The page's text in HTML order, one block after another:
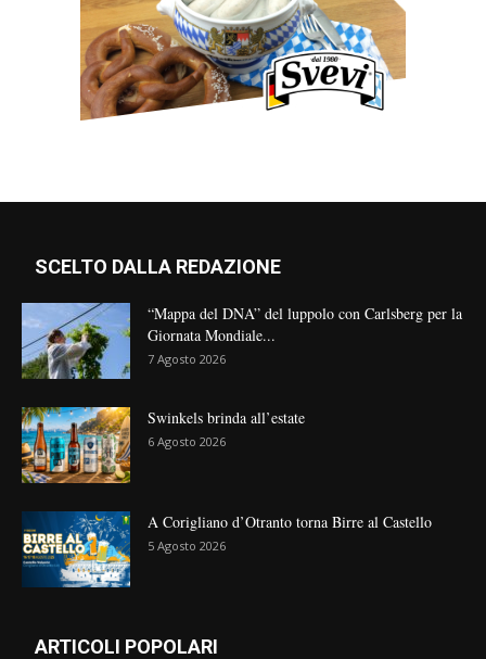
SCELTO DALLA REDAZIONE
“Mappa del DNA” del luppolo con Carlsberg per la
Giornata Mondiale...
7 Agosto 2026
Swinkels brinda all’estate
6 Agosto 2026
A Corigliano d’Otranto torna Birre al Castello
5 Agosto 2026
ARTICOLI POPOLARI